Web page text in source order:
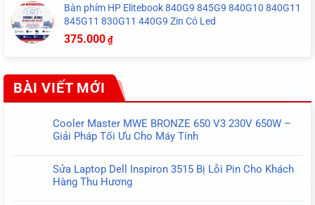
Bàn phím HP Elitebook 840G9 845G9 840G10 840G11
845G11 830G11 440G9 Zin Có Led
375.000 ₫
BÀI VIẾT MỚI
Cooler Master MWE BRONZE 650 V3 230V 650W –
Giải Pháp Tối Ưu Cho Máy Tính
có
bình
luận
Sửa Laptop Dell Inspiron 3515 Bị Lỗi Pin Cho Khách
Hàng Thu Hương